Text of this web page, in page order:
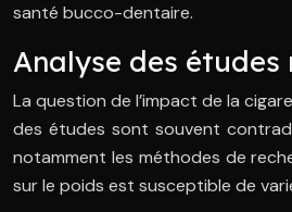
santé bucco-dentaire.
Analyse des études
La question de l’impact de la
des études sont souvent
notamment les méthodes de
sur le poids est susceptible de